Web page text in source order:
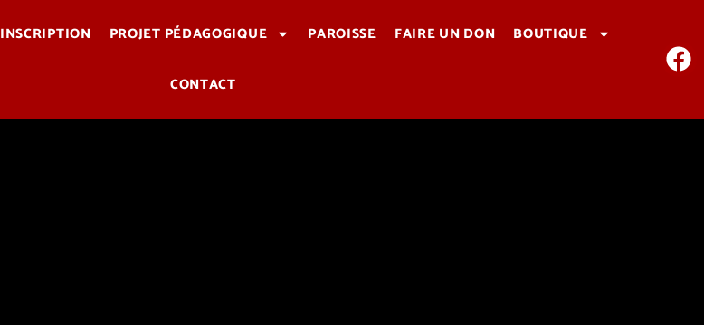
INSCRIPTION PROJET PÉDAGOGIQUE PAROISSE FAIRE UN DON BOUTIQUE
CONTACT